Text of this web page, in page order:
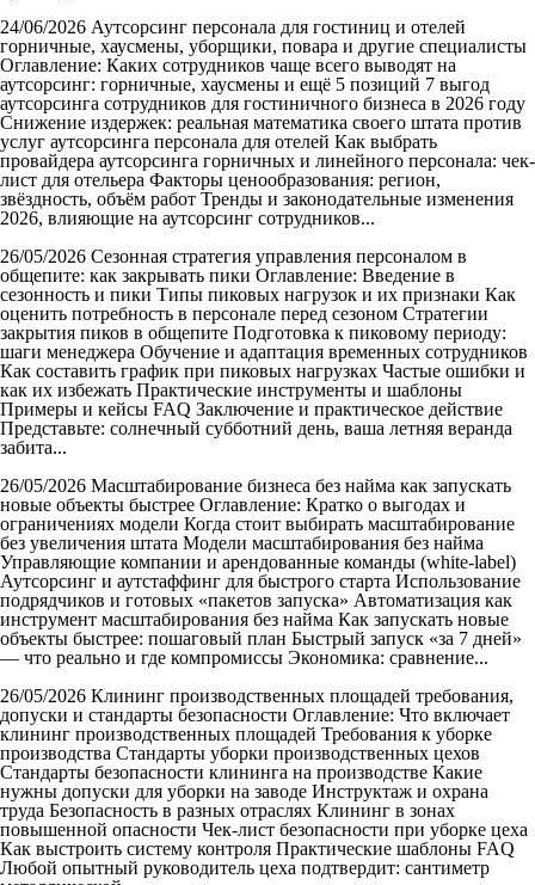
24/06/2026 Аутсорсинг персонала для гостиниц и отелей
горничные, хаусмены, уборщики, повара и другие специалисты
Оглавление: Каких сотрудников чаще всего выводят на
аутсорсинг: горничные, хаусмены и ещё 5 позиций 7 выгод
аутсорсинга сотрудников для гостиничного бизнеса в 2026 году
Снижение издержек: реальная математика своего штата против
услуг аутсорсинга персонала для отелей Как выбрать
провайдера аутсорсинга горничных и линейного персонала: чек-
лист для отельера Факторы ценообразования: регион,
звёздность, объём работ Тренды и законодательные изменения
2026, влияющие на аутсорсинг сотрудников...
26/05/2026 Сезонная стратегия управления персоналом в
общепите: как закрывать пики Оглавление: Введение в
сезонность и пики Типы пиковых нагрузок и их признаки Как
оценить потребность в персонале перед сезоном Стратегии
закрытия пиков в общепите Подготовка к пиковому периоду:
шаги менеджера Обучение и адаптация временных сотрудников
Как составить график при пиковых нагрузках Частые ошибки и
как их избежать Практические инструменты и шаблоны
Примеры и кейсы FAQ Заключение и практическое действие
Представьте: солнечный субботний день, ваша летняя веранда
забита...
26/05/2026 Масштабирование бизнеса без найма как запускать
новые объекты быстрее Оглавление: Кратко о выгодах и
ограничениях модели Когда стоит выбирать масштабирование
без увеличения штата Модели масштабирования без найма
Управляющие компании и арендованные команды (white-label)
Аутсорсинг и аутстаффинг для быстрого старта Использование
подрядчиков и готовых «пакетов запуска» Автоматизация как
инструмент масштабирования без найма Как запускать новые
объекты быстрее: пошаговый план Быстрый запуск «за 7 дней»
— что реально и где компромиссы Экономика: сравнение...
26/05/2026 Клининг производственных площадей требования,
допуски и стандарты безопасности Оглавление: Что включает
клининг производственных площадей Требования к уборке
производства Стандарты уборки производственных цехов
Стандарты безопасности клининга на производстве Какие
нужны допуски для уборки на заводе Инструктаж и охрана
труда Безопасность в разных отраслях Клининг в зонах
повышенной опасности Чек-лист безопасности при уборке цеха
Как выстроить систему контроля Практические шаблоны FAQ
Любой опытный руководитель цеха подтвердит: сантиметр